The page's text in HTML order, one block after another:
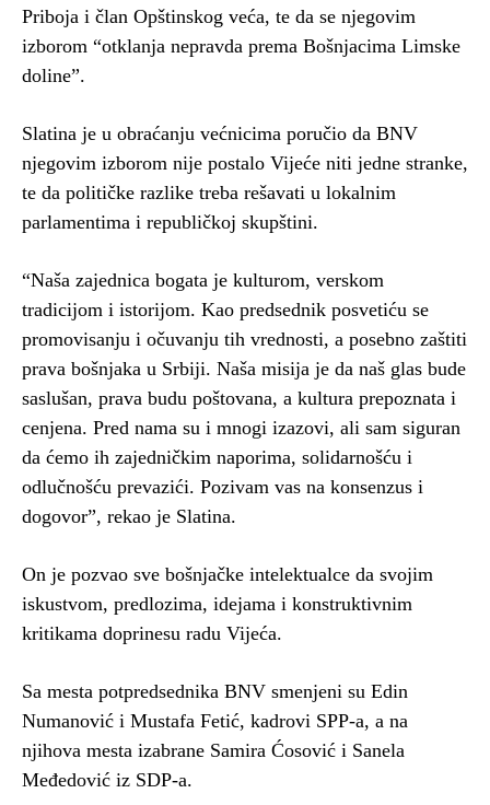
Priboja i član Opštinskog veća, te da se njegovim
izborom “otklanja nepravda prema Bošnjacima Limske
doline”.
Slatina je u obraćanju većnicima poručio da BNV
njegovim izborom nije postalo Vijeće niti jedne stranke,
te da političke razlike treba rešavati u lokalnim
parlamentima i republičkoj skupštini.
“Naša zajednica bogata je kulturom, verskom
tradicijom i istorijom. Kao predsednik posvetiću se
promovisanju i očuvanju tih vrednosti, a posebno zaštiti
prava bošnjaka u Srbiji. Naša misija je da naš glas bude
saslušan, prava budu poštovana, a kultura prepoznata i
cenjena. Pred nama su i mnogi izazovi, ali sam siguran
da ćemo ih zajedničkim naporima, solidarnošću i
odlučnošću prevazići. Pozivam vas na konsenzus i
dogovor”, rekao je Slatina.
On je pozvao sve bošnjačke intelektualce da svojim
iskustvom, predlozima, idejama i konstruktivnim
kritikama doprinesu radu Vijeća.
Sa mesta potpredsednika BNV smenjeni su Edin
Numanović i Mustafa Fetić, kadrovi SPP-a, a na
njihova mesta izabrane Samira Ćosović i Sanela
Međedović iz SDP-a.